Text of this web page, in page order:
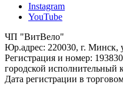
Instagram
YouTube
ЧП "ВитВело"
Юр.адрес: 220030, г. Минск,
Регистрация и номер:
городской исполнительный
Дата регистрации в